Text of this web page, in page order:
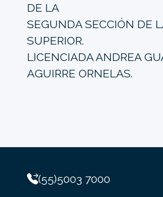
DE LA
SEGUNDA SECCIÓN DE
SUPERIOR.
LICENCIADA ANDREA
AGUIRRE ORNELAS.
(55)5003 7000